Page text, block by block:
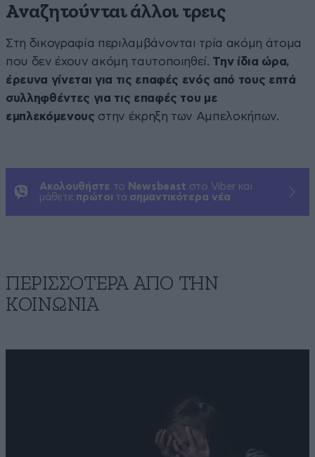
Αναζητούνται άλλοι τρεις
Στη δικογραφία περιλαμβάνονται τρία ακόμη άτομα
που δεν έχουν ακόμη ταυτοποιηθεί. Την ίδια ώρα,
έρευνα γίνεται για τις επαφές ενός από τους επτά
συλληφθέντες για τις επαφές του με
εμπλεκόμενους στην έκρηξη των Αμπελοκήπων.
Ακολουθήστε το Newsbeast στο Viber και
μάθετε πρώτοι τα σημαντικότερα νέα
ΠΕΡΙΣΣΟΤΕΡΑ ΑΠΟ ΤΗΝ
ΚΟΙΝΩΝΙΑ